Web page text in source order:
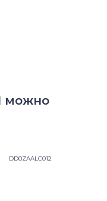
можно
DD0ZAALC012